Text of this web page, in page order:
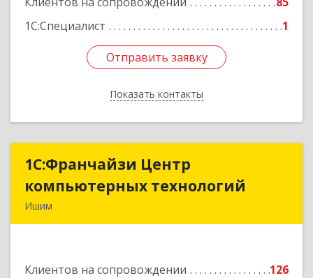
1С:Специалист
1
Отправить заявку
Показать контакты
Отправить заявку
Назад
1С:Франчайзи Центр
компьютерных технологий
Ишим
Клиентов на сопровождении
126
1С:Франчайзи Центр
компьютерных технологий
Подробнее